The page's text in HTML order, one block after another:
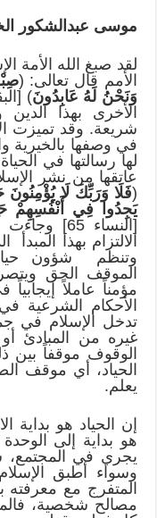
موسى عبدالشكور
لقد صبغ الله الأمة
الأمم قال تعالى: (
وَنَحْنُ لَهُ عَابِدُونَ
الأخرى بهذا
شريعة. وقد تميزت
في وصفها بالخيرية
لها رسالتها في
عاتقها من نشر
(فَلَا وَرَبِّكَ لَا
يَجِدُوا فِي أَنْفُسِهِمْ
[النساء
الالتزام بهذا
وتنظم شؤون
الموقف الحق
مؤمناً عاملاً
الأحكام
تدخل الإسلام في
غيره من المبادئ
الوقوف موقفاً بين
الحياد، أي موقف
يعلم.
إن الحياد هو بداية
هو بداية إلى الوحدة
يجري في المجتمع،
وسواء أطبق
المتفرج مع معرفته
مصالح شخصية،